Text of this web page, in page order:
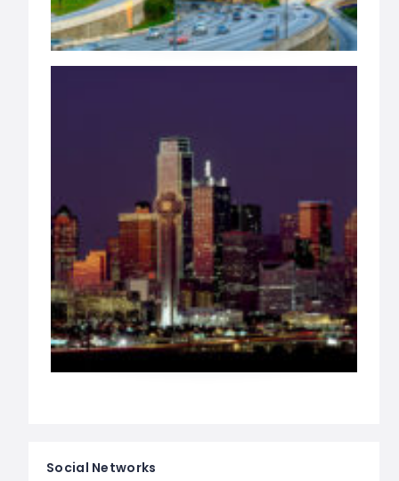
Social Networks